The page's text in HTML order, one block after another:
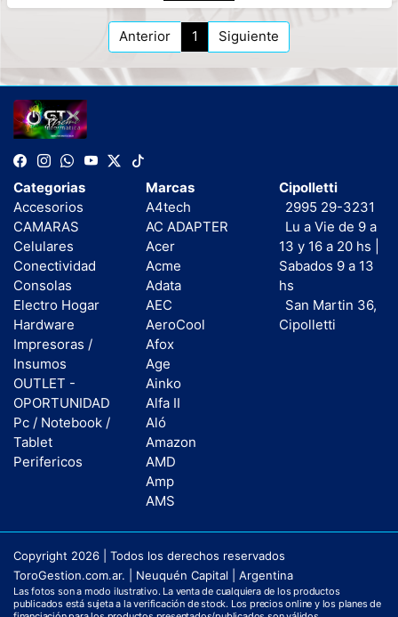
Anterior 1 Siguiente
Categorias
Accesorios
CAMARAS
Celulares
Conectividad
Consolas
Electro Hogar
Hardware
Impresoras /
Insumos
OUTLET -
OPORTUNIDAD
Pc / Notebook /
Tablet
Perifericos
Marcas
A4tech
AC ADAPTER
Acer
Acme
Adata
AEC
AeroCool
Afox
Age
Ainko
Alfa II
Aló
Amazon
AMD
Amp
AMS
Cipolletti
2995 29-3231
Lu a Vie de 9 a
13 y 16 a 20 hs |
Sabados 9 a 13
hs
San Martin 36,
Cipolletti
Copyright 2026 | Todos los derechos reservados
ToroGestion.com.ar. | Neuquén Capital | Argentina
Las fotos son a modo ilustrativo. La venta de cualquiera de los productos
publicados está sujeta a la verificación de stock. Los precios online y los planes de